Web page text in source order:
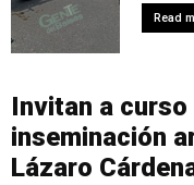
Read
Invitan a
inseminación
Lázaro